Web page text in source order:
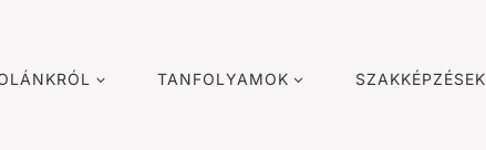
TANFOLYAMOK SZAKKÉPZÉSEK